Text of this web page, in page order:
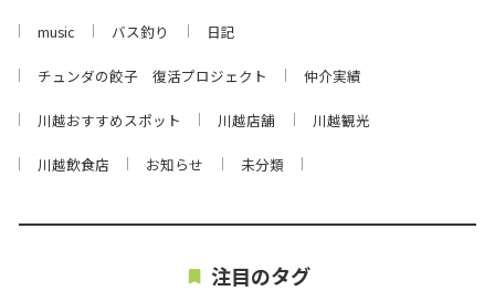
music バス釣り 日記
チュンダの餃子 復活プロジェクト 仲介実績
川越おすすめスポット 川越店舗 川越観光
川越飲食店 お知らせ 未分類
注目のタグ